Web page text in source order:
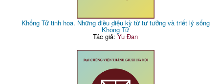
Khổng Tử tinh hoa. Những điều diệu kỳ từ tư tưởng và triết lý sống
Khổng Tử
Tác giả:Yu Đan